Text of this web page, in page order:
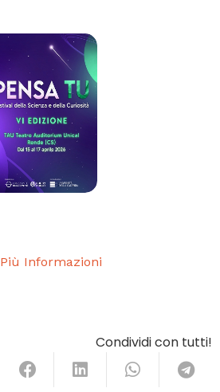
Più Informazioni
Condividi con tutti!